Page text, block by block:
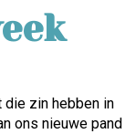
die zin hebben in
ons nieuwe pand